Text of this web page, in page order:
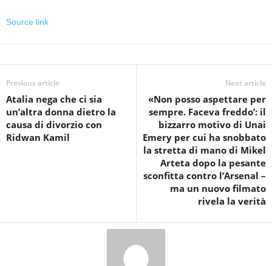
Source link
Previous article
Atalia nega che ci sia
un’altra donna dietro la
causa di divorzio con
Ridwan Kamil
Next article
«Non posso aspettare per
sempre. Faceva freddo’: il
bizzarro motivo di Unai
Emery per cui ha snobbato
la stretta di mano di Mikel
Arteta dopo la pesante
sconfitta contro l’Arsenal –
ma un nuovo filmato
rivela la verità